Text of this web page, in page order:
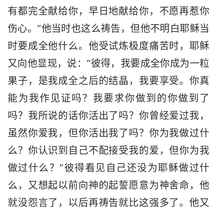
有都完全献给你，早日地献给你，不愿再惹你
伤心。”他当时也这么祷告，但他不明白耶稣当
时要成全他什么。他受试炼极度痛苦时，耶稣
又向他显现，说：“彼得，我要成全你成为一粒
果子，是我成全之后的结晶，我要享受。你真
能为我作见证吗？我要求你做到的你做到了
吗？我所说的话你活出了吗？你曾经爱过我，
虽然你爱我，但你活出我了吗？你为我做过什
么？你认识到自己不配接受我的爱，但你为我
做过什么？”彼得看见自己还没为耶稣做过什
么，又想起以前向神的起誓愿意为神舍命，他
就没怨言了，以后再祷告就比这强多了。他又